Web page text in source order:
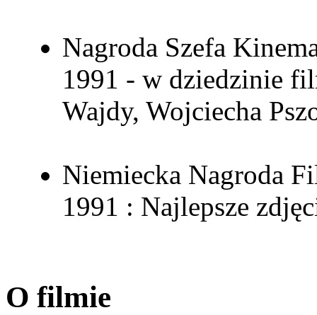
Nagroda Szefa
1991 - w dziedzinie
Wajdy, Wojciecha
Niemiecka Nagroda
1991 : Najlepsze
O filmie